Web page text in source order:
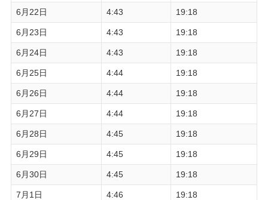
6月22日 4:43 19:18
6月23日 4:43 19:18
6月24日 4:43 19:18
6月25日 4:44 19:18
6月26日 4:44 19:18
6月27日 4:44 19:18
6月28日 4:45 19:18
6月29日 4:45 19:18
6月30日 4:45 19:18
7月1日 4:46 19:18